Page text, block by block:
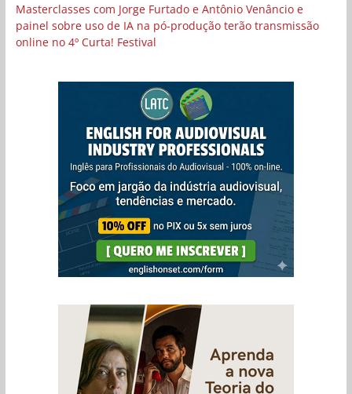
Masterclasses com Jorge Furtado e Antônio Venâncio e
painel sobre uso de IA na pó-produção terão transmissão
online no 4º Curta! Festival